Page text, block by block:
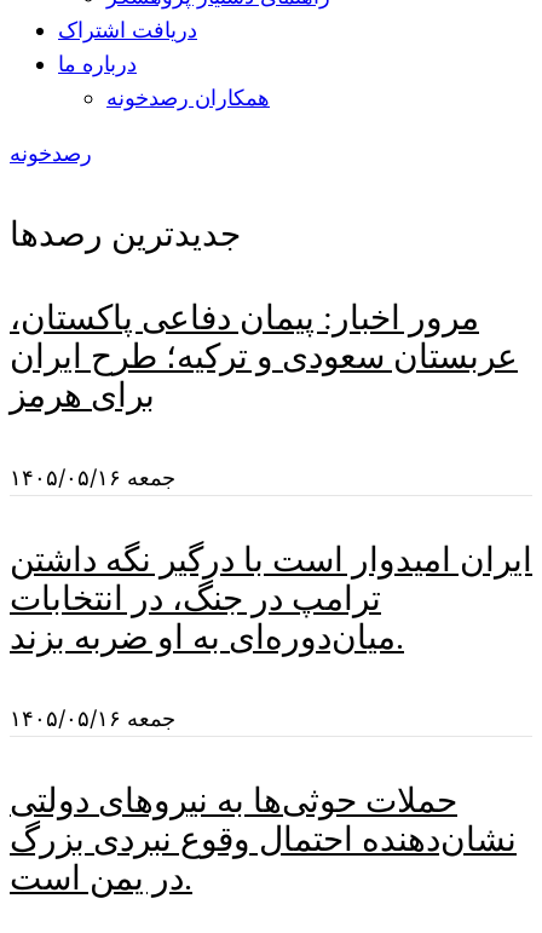
دریافت اشتراک
درباره ما
همکاران رصدخونه
رصدخونه
جدیدترین رصدها
مرور اخبار: پیمان دفاعی پاکستان،
عربستان سعودی و ترکیه؛ طرح ایران
برای هرمز
جمعه ۱۴۰۵/۰۵/۱۶
ایران امیدوار است با درگیر نگه داشتن
ترامپ در جنگ، در انتخابات
میان‌دوره‌ای به او ضربه بزند.
جمعه ۱۴۰۵/۰۵/۱۶
حملات حوثی‌ها به نیروهای دولتی
نشان‌دهنده احتمال وقوع نبردی بزرگ
در یمن است.